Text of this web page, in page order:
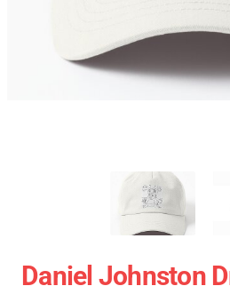
Daniel Johnston